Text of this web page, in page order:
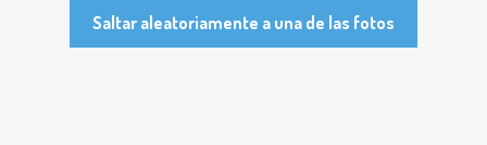
Saltar aleatoriamente a una de las fotos